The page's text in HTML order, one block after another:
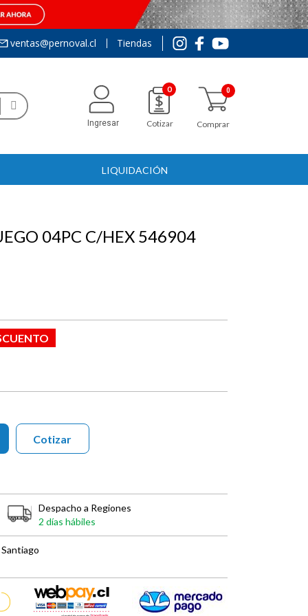
ventas@pernoval.cl Tiendas
Ingresar
0
Cotizar Comprar
LIQUIDACIÓN
04PC C/HEX 546904
Cotizar
Despacho a Regiones
2 días hábiles